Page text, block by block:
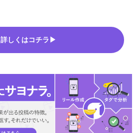
詳しくはコチラ▶